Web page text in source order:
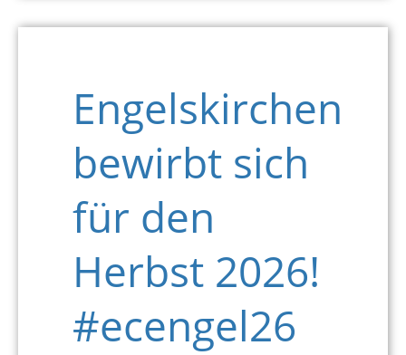
Engelskirchen
bewirbt sich
für den
Herbst 2026!
#ecengel26